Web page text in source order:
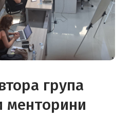
група
ментoрини